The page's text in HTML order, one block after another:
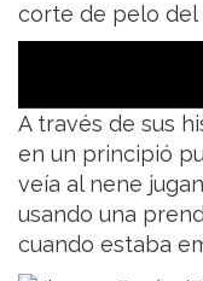
corte de pelo del
A través de sus
en un principió
veía al nene
usando una
cuando estaba